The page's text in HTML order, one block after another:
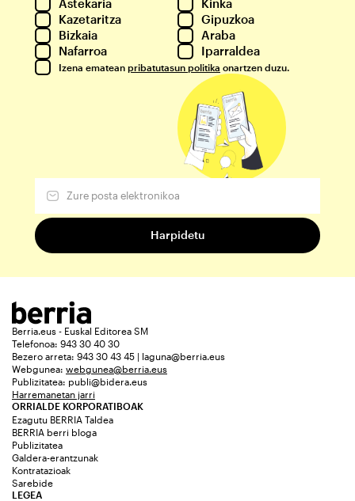
Kazetaritza
Gipuzkoa
Bizkaia
Araba
Nafarroa
Iparraldea
Izena ematean pribatutasun politika onartzen duzu.
Berria.eus - Euskal Editorea SM
Telefonoa: 943 30 40 30
Bezero arreta: 943 30 43 45 | laguna@berria.eus
Webgunea: webgunea@berria.eus
Publizitatea: publi@bidera.eus
Harremanetan jarri
ORRIALDE KORPORATIBOAK
Ezagutu BERRIA Taldea
BERRIA berri bloga
Publizitatea
Galdera-erantzunak
Kontratazioak
Sarebide
LEGEA